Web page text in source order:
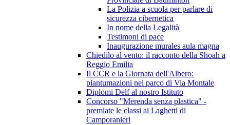
La Polizia a scuola per parlare di
sicurezza cibernetica
In nome della Legalità
Testimoni di pace
Inaugurazione murales aula magna
Chiedilo al vento: il racconto della Shoah a
Reggio Emilia
Il CCR e la Giornata dell'Albero:
piantumazioni nel parco di Via Montale
Diplomi Delf al nostro Istituto
Concorso "Merenda senza plastica" -
premiate le classi ai Laghetti di
Camporanieri